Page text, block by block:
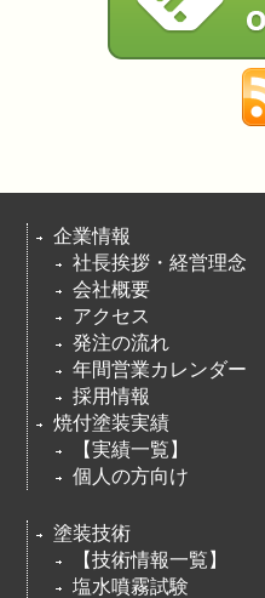
企業情報
社長挨拶・経営理念
会社概要
アクセス
発注の流れ
年間営業カレンダー
採用情報
焼付塗装実績
【実績一覧】
個人の方向け
塗装技術
【技術情報一覧】
塩水噴霧試験